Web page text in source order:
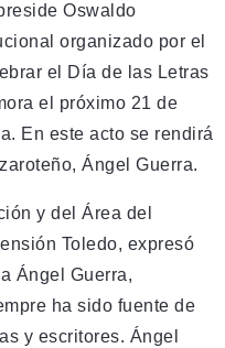
Oswaldo
organizado por el
el Día de las Letras
el próximo 21 de
En este acto se rendirá
Ángel Guerra.
y del Área del
Toledo, expresó
Ángel Guerra,
ha sido fuente de
y escritores. Ángel